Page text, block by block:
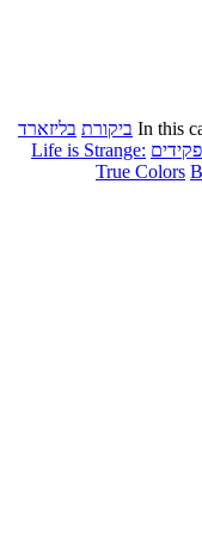
In this ביקורת בליזארד
Life is Strange:
True Colors